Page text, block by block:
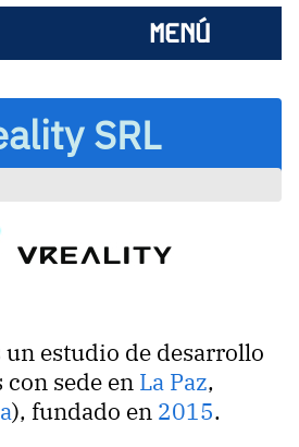
MENÚ
SRL
estudio de desarrollo
sede en La Paz,
), fundado en 2015.